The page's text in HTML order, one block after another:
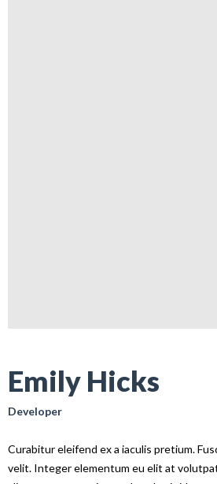
Emily Hicks
Developer
Curabitur eleifend ex a iaculis pretium.
velit. Integer elementum eu elit at